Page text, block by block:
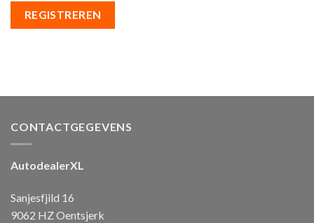
REGISTREREN
CONTACTGEGEVENS
AutodealerXL
Sanjesfjild 16
9062 HZ Oentsjerk